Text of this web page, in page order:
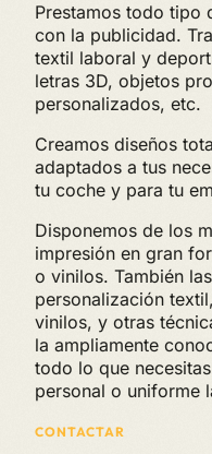
Prestamos todo tipo
con la publicidad.
textil laboral y
letras 3D, objetos
personalizados, etc.
Creamos diseños
adaptados a tus
tu coche y para tu
Disponemos de los
impresión en gran
o vinilos. También
personalización
vinilos, y otras
la ampliamente
todo lo que
personal o uniforme
CONTACTAR